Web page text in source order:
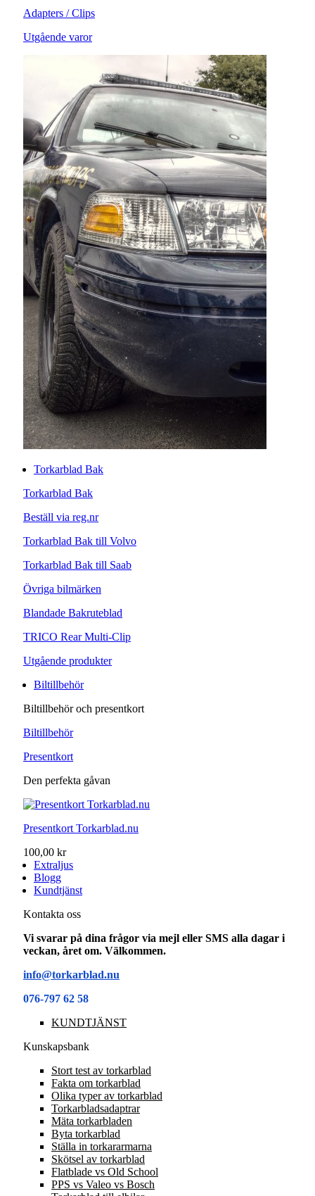
Adapters / Clips
Utgående varor
Torkarblad Bak
Torkarblad Bak
Beställ via reg.nr
Torkarblad Bak till Volvo
Torkarblad Bak till Saab
Övriga bilmärken
Blandade Bakruteblad
TRICO Rear Multi-Clip
Utgående produkter
Biltillbehör
Biltillbehör och presentkort
Biltillbehör
Presentkort
Den perfekta gåvan
Presentkort Torkarblad.nu
100,00 kr
Extraljus
Blogg
Kundtjänst
Kontakta oss
Vi svarar på dina frågor via mejl eller SMS alla dagar i
veckan, året om. Välkommen.
info@torkarblad.nu
076-797 62 58
KUNDTJÄNST
Kunskapsbank
Stort test av torkarblad
Fakta om torkarblad
Olika typer av torkarblad
Torkarbladsadaptrar
Mäta torkarbladen
Byta torkarblad
Ställa in torkararmarna
Skötsel av torkarblad
Flatblade vs Old School
PPS vs Valeo vs Bosch